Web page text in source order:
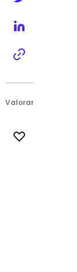
Valorar